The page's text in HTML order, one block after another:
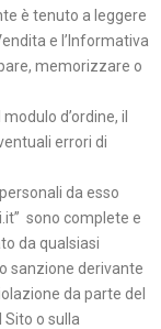
è tenuto a leggere
e l’Informativa
memorizzare o
d’ordine, il
errori di
da esso
sono complete e
da qualsiasi
sanzione derivante
da parte del
o sulla